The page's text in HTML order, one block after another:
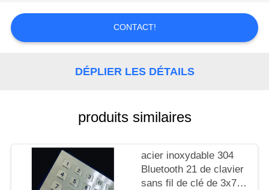
CITATION
PRIVACY
POLICY
CONTACT!
DÉPLIER LES DÉTAILS
produits similaires
acier inoxydable 304
Bluetooth 21 de clavier
sans fil de clé de 3x7